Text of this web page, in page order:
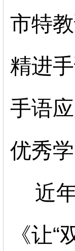
市特
精进
手语
优秀学
近
《让